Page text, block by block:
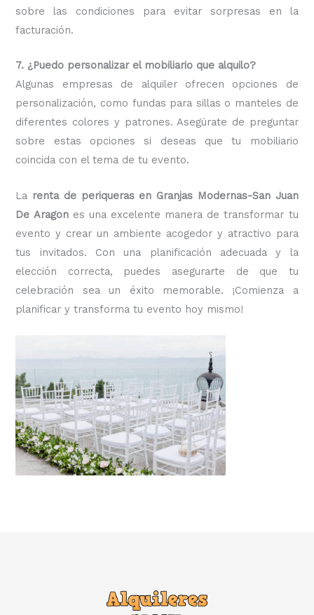
sobre las condiciones para evitar sorpresas en la
facturación.
7. ¿Puedo personalizar el mobiliario que alquilo?
Algunas empresas de alquiler ofrecen opciones de
personalización, como fundas para sillas o manteles de
diferentes colores y patrones. Asegúrate de preguntar
sobre estas opciones si deseas que tu mobiliario
coincida con el tema de tu evento.
La renta de periqueras en Granjas Modernas-San Juan
De Aragon es una excelente manera de transformar tu
evento y crear un ambiente acogedor y atractivo para
tus invitados. Con una planificación adecuada y la
elección correcta, puedes asegurarte de que tu
celebración sea un éxito memorable. ¡Comienza a
planificar y transforma tu evento hoy mismo!